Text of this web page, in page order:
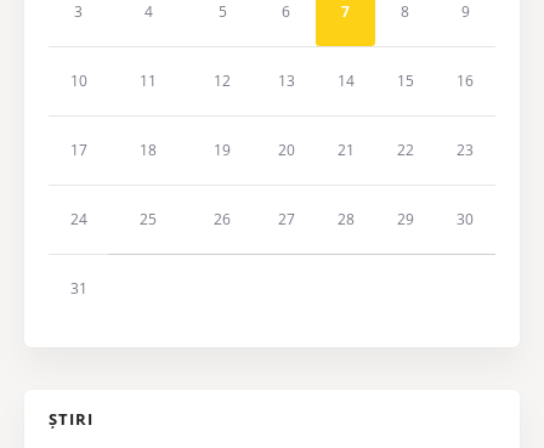
3 4 5 6 7 8 9
10 11 12 13 14 15 16
17 18 19 20 21 22 23
24 25 26 27 28 29 30
31
ȘTIRI